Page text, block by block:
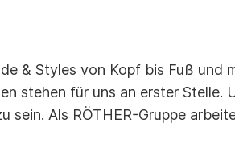
& Styles von Kopf bis Fuß
stehen für uns an erster Stelle.
sein. Als RÖTHER-Gruppe